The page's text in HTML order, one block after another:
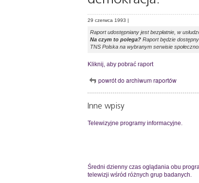
29 czerwca 1993 |
Raport udostępniany jest bezpłatnie, w
Na czym to polega? Raport będzie
TNS Polska na wybranym serwisie
Kliknij, aby pobrać raport
powrót do archiwum raportów
Inne wpisy
Telewizyjne programy informacyjne.
Średni dzienny czas oglądania obu
telewizji wśród różnych grup badanych.